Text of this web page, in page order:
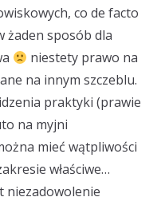
co de facto
żaden sposób dla
niestety prawo na
na innym szczeblu.
praktyki (prawie
na myjni
mieć wątpliwości
właściwe…
niezadowolenie